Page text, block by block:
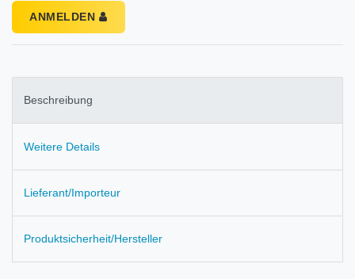
ANMELDEN
Beschreibung
Weitere Details
Lieferant/Importeur
Produktsicherheit/Hersteller